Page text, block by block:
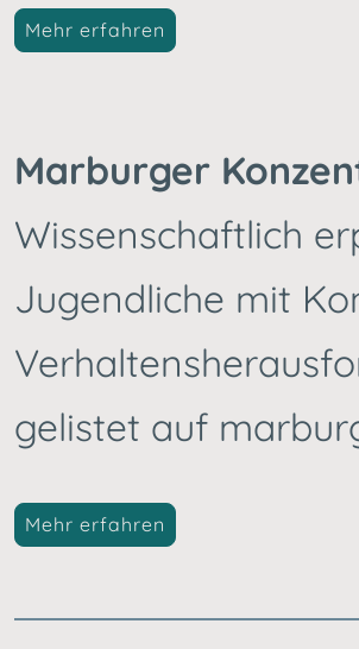
Mehr erfahren
Marburger
Wissenschaftlich
Jugendliche mit
gelistet auf
Mehr erfahren